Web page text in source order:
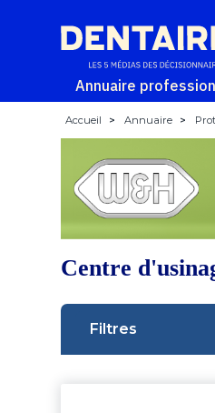
Annuaire
Accueil > Annuaire >
Centre
Filtres